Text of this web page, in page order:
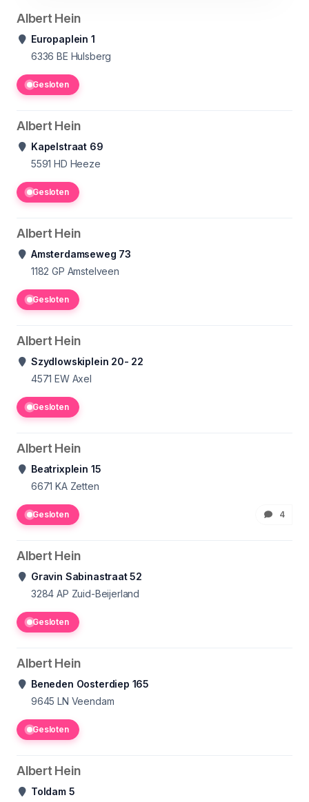
Albert Hein
Europaplein 1
6336 BE Hulsberg
Gesloten
Albert Hein
Kapelstraat 69
5591 HD Heeze
Gesloten
Albert Hein
Amsterdamseweg 73
1182 GP Amstelveen
Gesloten
Albert Hein
Szydlowskiplein 20- 22
4571 EW Axel
Gesloten
Albert Hein
Beatrixplein 15
6671 KA Zetten
Gesloten 4
Albert Hein
Gravin Sabinastraat 52
3284 AP Zuid-Beijerland
Gesloten
Albert Hein
Beneden Oosterdiep 165
9645 LN Veendam
Gesloten
Albert Hein
Toldam 5